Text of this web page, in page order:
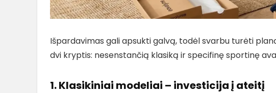
Išpardavimas gali apsukti galvą, todėl svarbu turėti
dvi kryptis: nesenstančią klasiką ir specifinę sportinę
1. Klasikiniai modeliai – investicija į ateitį